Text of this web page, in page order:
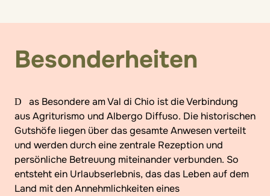
Besonderheiten
Das Besondere am Val di Chio ist die Verbindung
aus Agriturismo und Albergo Diffuso. Die historischen
Gutshöfe liegen über das gesamte Anwesen verteilt
und werden durch eine zentrale Rezeption und
persönliche Betreuung miteinander verbunden. So
entsteht ein Urlaubserlebnis, das das Leben auf dem
Land mit den Annehmlichkeiten eines